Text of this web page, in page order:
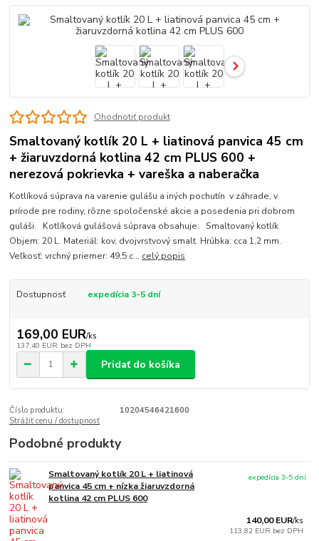
Ohodnotiť produkt
Smaltovaný kotlík 20 L + liatinová panvica 45 cm
+ žiaruvzdorná kotlina 42 cm PLUS 600 +
nerezová pokrievka + vareška a naberačka
Kotlíková súprava na varenie gulášu a iných pochutín v záhrade, v
prírode pre rodiny, rôzne spoločenské akcie a posedenia pri dobrom
guláši. Kotlíková gulášová súprava obsahuje: Smaltovaný kotlík
Objem: 20 L. Materiál: kov, dvojvrstvový smalt. Hrúbka: cca 1,2 mm.
Veľkosť: vrchný priemer: 49,5 c... celý popis
Dostupnosť expedícia 3-5 dní
169,00 EUR/ks
137,40 EUR bez DPH
Pridať do košíka
Číslo produktu:
10204546421600
Strážiť cenu / dostupnosť
Podobné produkty
Smaltovaný kotlík 20 L + liatinová
panvica 45 cm + nízka žiaruvzdorná
kotlina 42 cm PLUS 600
140,00 EUR/ks
113,82 EUR bez DPH
expedícia 3-5 dní